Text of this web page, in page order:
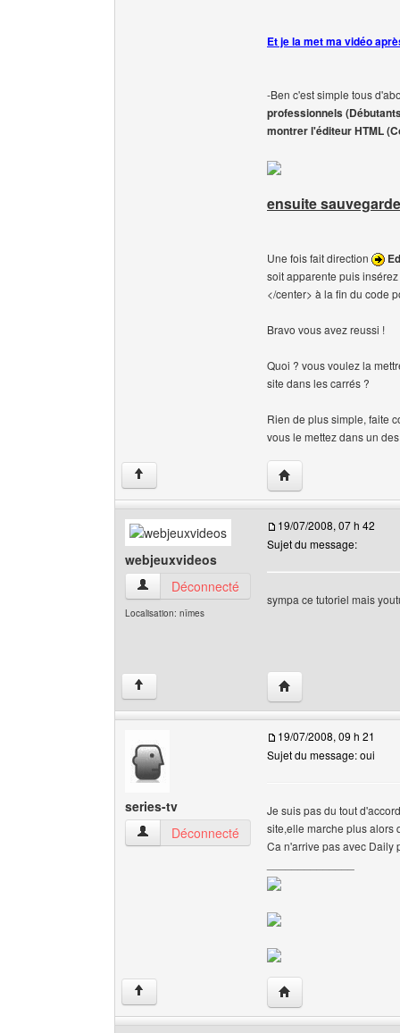
Et je la met ma vidéo
-Ben c'est simple tous
professionnels
montrer l'éditeur HTML
ensuite
Une fois fait direction
soit apparente puis
</center> à la fin du code
Bravo vous avez reussi !
Quoi ? vous voulez la
site dans les carrés ?
Rien de plus simple, faite
vous le mettez dans un
↑ Visiter le site web
webjeuxvideos
webjeuxvideos Voir le profil de l'utilisateur
Déconnecté
Localisation: nîmes
19/07/2008, 07 h 42
Sujet du message:
sympa ce tutoriel mais
↑ Visiter le site web
series-tv
series-tv Voir le profil de l'utilisateur
Déconnecté
19/07/2008, 09 h 21
Sujet du message: oui
Je suis pas du tout
site,elle marche plus alors
Ca n'arrive pas avec Daily
↑ Visiter le site web